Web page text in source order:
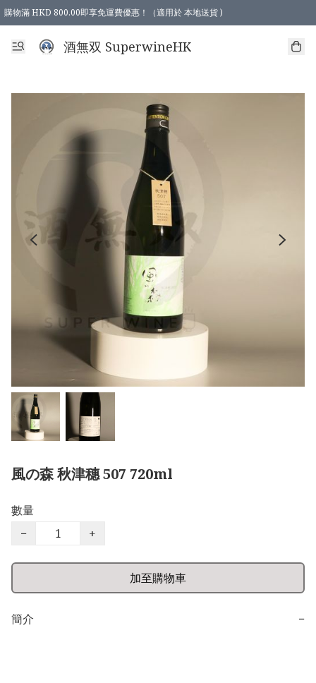
購物滿 HKD 800.00即享免運費優惠！（適用於 本地送貨 )
酒無双 SuperwineHK
風の森 秋津穗 507 720ml
數量
−
+
加至購物車
簡介 −